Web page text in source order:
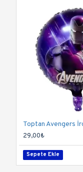
29,00₺
Sepete Ekle